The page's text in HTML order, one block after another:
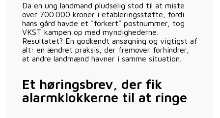
Da en ung landmand pludselig stod til at miste
over 700.000 kroner i etableringsstøtte, fordi
hans gård havde et “forkert” postnummer, tog
VKST kampen op med myndighederne.
Resultatet? En godkendt ansøgning og vigtigst af
alt: en ændret praksis, der fremover forhindrer,
at andre landmænd havner i samme situation.
Et høringsbrev, der fik
alarmklokkerne til at ringe